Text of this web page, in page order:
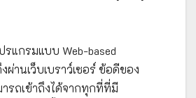
แกรมแบบ Web-based
ผ่านเว็บเบราว์เซอร์ ข้อดีของ
รถเข้าถึงได้จากทุกที่ที่มี